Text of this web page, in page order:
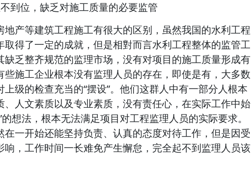
到位，缺乏对施工质量的必要监管
地产等建筑工程施工有很大的区别，虽然我国的水利工程
取得了一定的成就，但是相對而言水利工程整体的监管工
缺乏整齐规范的监理市场，没有对项目的施工质量形成有
些施工企业根本没有监理人员的存在，即使是有，大多数
级的检查充当的“摆设”。他们这群人中有一部分人根本
、人文素质以及专业素质，没有责任心，在实际工作中始
想法，根本无法满足项目对工程监理人员的实际要求。
在一开始还能坚持负责、认真的态度对待工作，但是因受
响，工作时间一长难免产生懈怠，完全起不到监理人员该